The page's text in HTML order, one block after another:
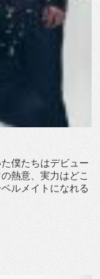
僕たちはデビュー
熱意、実力はどこ
ルメイトになれる